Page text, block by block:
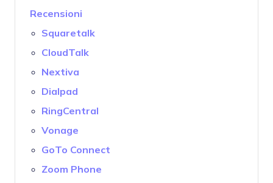
Recensioni
Squaretalk
CloudTalk
Nextiva
Dialpad
RingCentral
Vonage
GoTo Connect
Zoom Phone